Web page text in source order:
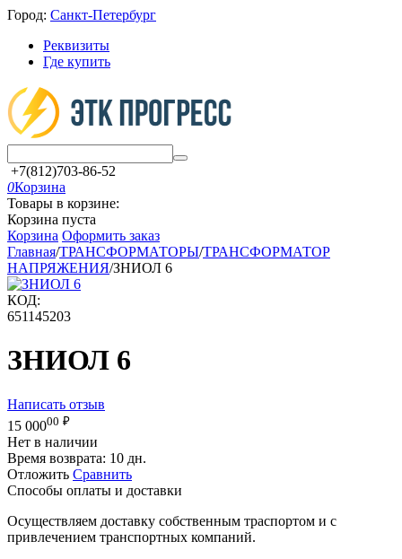
Город: Санкт-Петербург
Реквизиты
Где купить
+7(812)703-86-52
0Корзина
Товары в корзине:
Корзина пуста
Корзина Оформить заказ
Главная/ТРАНСФОРМАТОРЫ/ТРАНСФОРМАТОР
НАПРЯЖЕНИЯ/ЗНИОЛ 6
КОД:
651145203
ЗНИОЛ 6
Написать отзыв
15 00000 ₽
Нет в наличии
Время возврата: 10 дн.
Отложить Сравнить
Способы оплаты и доставки
Осуществляем доставку собственным траспортом и с
привлечением транспортных компаний.